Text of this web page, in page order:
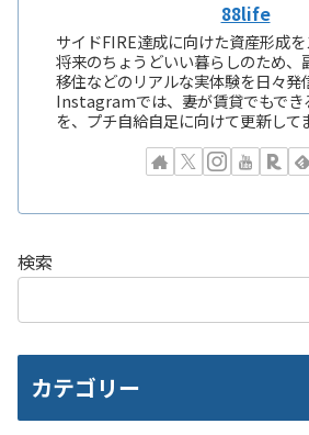
88life
サイドFIRE達成に向けた資産形成を
将来のちょうどいい暮らしのため、
移住などのリアルな実体験を日々発
Instagramでは、妻が賃貸でもでき
を、プチ自給自足に向けて更新して
検索
カテゴリー